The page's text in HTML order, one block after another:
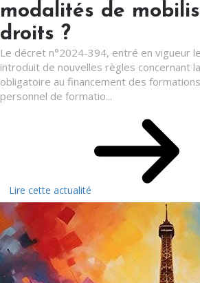
modalités de
droits ?
Le décret n°2024-394, entré en vigueur
introduit de nouvelles règles concernant
obligatoire au financement des
personnel de formatio...
Lire cette actualité